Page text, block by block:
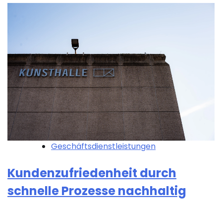
Geschäftsdienstleistungen
Kundenzufriedenheit durch
schnelle Prozesse nachhaltig